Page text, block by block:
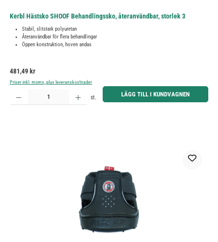
Kerbl Hästsko SHOOF Behandlingssko, återanvändbar, storlek 3
Stabil, slitstark polyuretan
Återanvändbar för flera behandlingar
Öppen konstruktion, hoven andas
Ordinarie pris:
481,49 kr
Priser inkl. moms, plus leveranskostnader
Produktkvantitet: Ange önskat belopp eller använd knapparna för att öka eller minska kvantiteten.
st. LÄGG TILL I KUNDVAGNEN